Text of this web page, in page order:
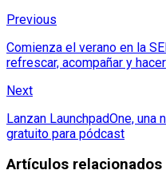
Previous
Comienza el verano en la
refrescar, acompañar y
Next
Lanzan LaunchpadOne,
gratuito para pódcast
Artículos relacionados